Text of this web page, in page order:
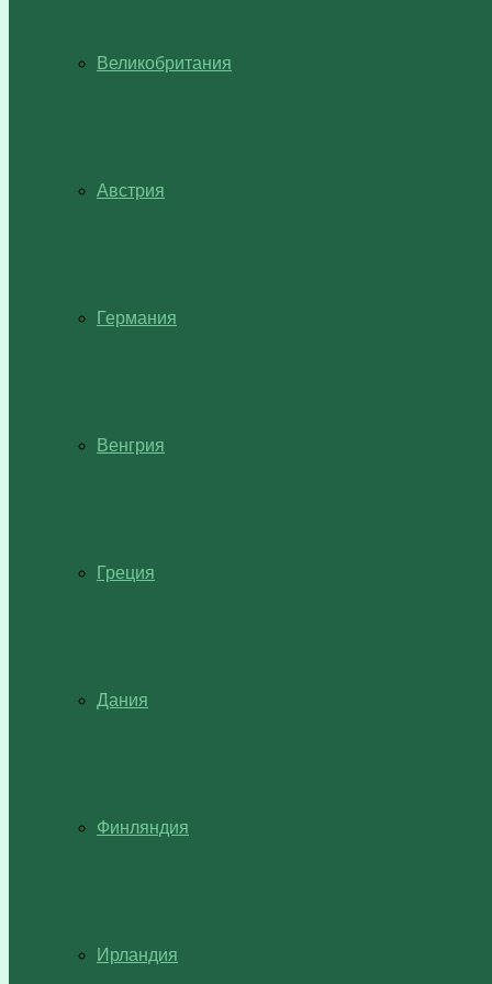
Великобритания
Австрия
Германия
Венгрия
Греция
Дания
Финляндия
Ирландия